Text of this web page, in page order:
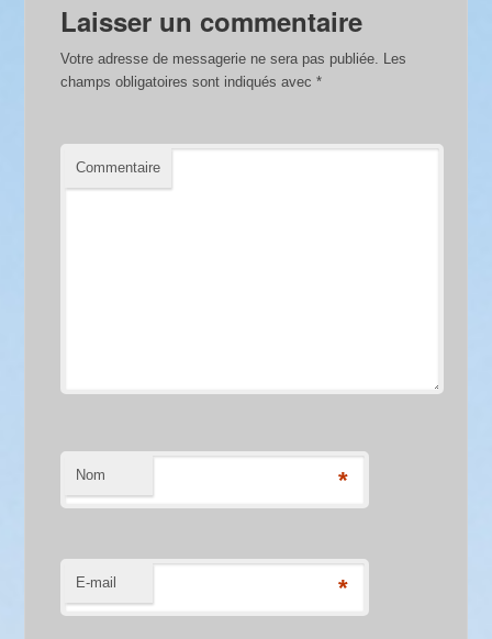
Laisser un commentaire
Votre adresse de messagerie ne sera pas publiée. Les
champs obligatoires sont indiqués avec*
Commentaire
Nom *
E-mail *